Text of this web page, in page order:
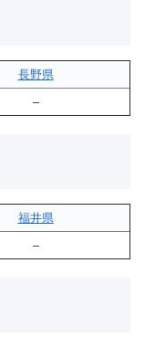
長野県
–
福井県
–